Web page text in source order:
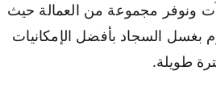
ونوفر مجموعة من العمالة حيث
بغسل السجاد بأفضل الإمكانيات
طويلة.